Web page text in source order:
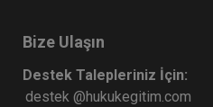
Bize Ulaşın
Destek Talepleriniz İçin:
destek @hukukegitim.com